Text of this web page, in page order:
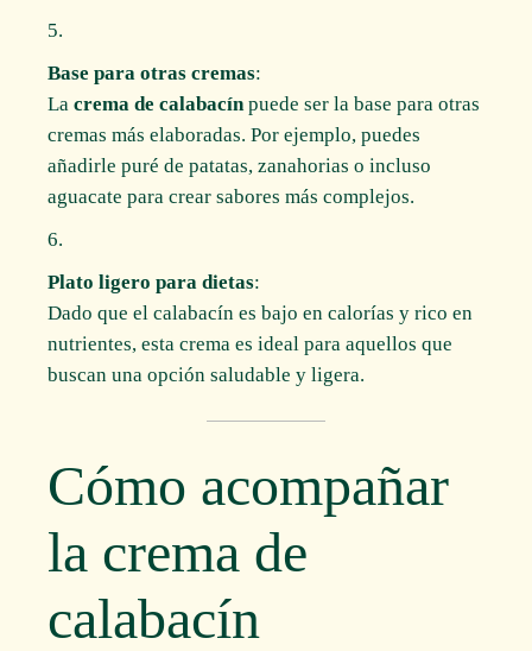
Base para otras cremas:
Lacrema de calabacín puede ser la base para otras
cremas más elaboradas. Por ejemplo, puedes
añadirle puré de patatas, zanahorias o incluso
aguacate para crear sabores más complejos.
Plato ligero para dietas:
Dado que el calabacín es bajo en calorías y rico en
nutrientes, esta crema es ideal para aquellos que
buscan una opción saludable y ligera.
Cómo acompañar
la crema de
calabacín